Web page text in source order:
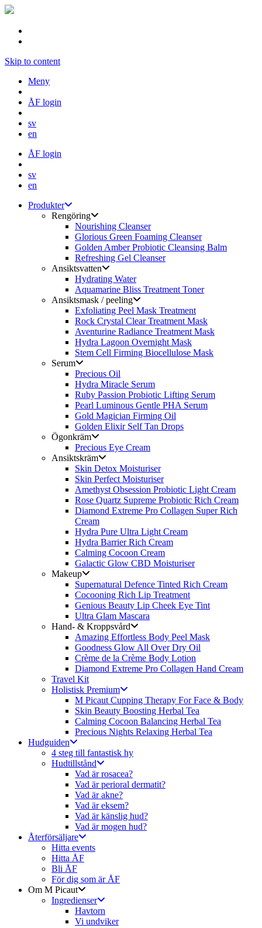
Skip to content
Meny
ÅF login
sv
en
ÅF login
sv
en
Produkter
Rengöring
Nourishing Cleanser
Glorious Green Foaming Cleanser
Golden Amber Probiotic Cleansing Balm
Refreshing Gel Cleanser
Ansiktsvatten
Hydrating Water
Aquamarine Bliss Treatment Toner
Ansiktsmask / peeling
Exfoliating Peel Mask Treatment
Rock Crystal Clear Treatment Mask
Aventurine Radiance Treatment Mask
Hydra Lagoon Overnight Mask
Stem Cell Firming Biocellulose Mask
Serum
Precious Oil
Hydra Miracle Serum
Ruby Passion Probiotic Lifting Serum
Pearl Luminous Gentle PHA Serum
Gold Magician Firming Oil
Golden Elixir Self Tan Drops
Ögonkräm
Precious Eye Cream
Ansiktskräm
Skin Detox Moisturiser
Skin Perfect Moisturiser
Amethyst Obsession Probiotic Light Cream
Rose Quartz Supreme Probiotic Rich Cream
Diamond Extreme Pro Collagen Super Rich
Cream
Hydra Pure Ultra Light Cream
Hydra Barrier Rich Cream
Calming Cocoon Cream
Galactic Glow CBD Moisturiser
Makeup
Supernatural Defence Tinted Rich Cream
Cocooning Rich Lip Treatment
Genious Beauty Lip Cheek Eye Tint
Ultra Glam Mascara
Hand- & Kroppsvård
Amazing Effortless Body Peel Mask
Goodness Glow All Over Dry Oil
Crème de la Crème Body Lotion
Diamond Extreme Pro Collagen Hand Cream
Travel Kit
Holistisk Premium
M Picaut Cupping Therapy For Face & Body
Skin Beauty Boosting Herbal Tea
Calming Cocoon Balancing Herbal Tea
Precious Nights Relaxing Herbal Tea
Hudguiden
4 steg till fantastisk hy
Hudtillstånd
Vad är rosacea?
Vad är perioral dermatit?
Vad är akne?
Vad är eksem?
Vad är känslig hud?
Vad är mogen hud?
Återförsäljare
Hitta events
Hitta ÅF
Bli ÅF
För dig som är ÅF
Om M Picaut
Ingredienser
Havtorn
Vi undviker